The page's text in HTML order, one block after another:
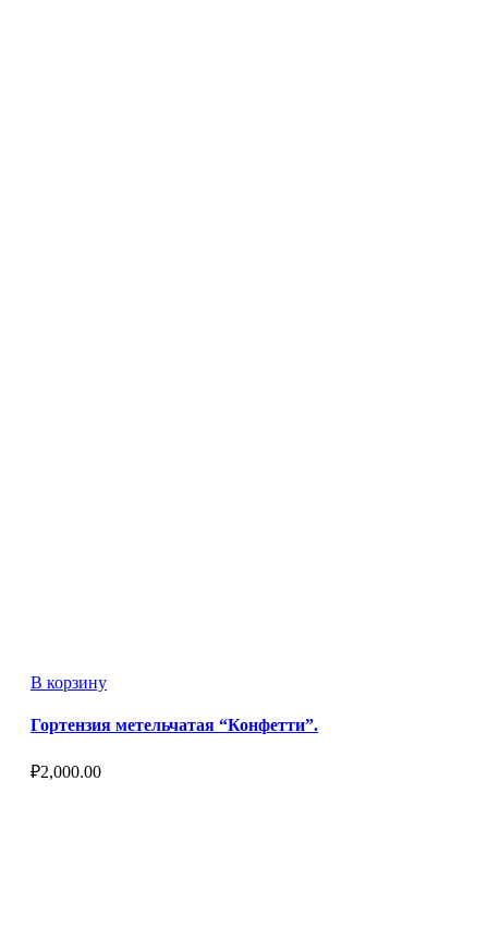
В корзину
Гортензия метельчатая “Конфетти”.
₽2,000.00